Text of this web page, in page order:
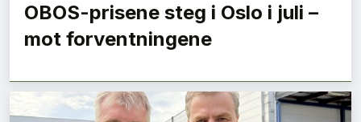
OBOS-prisene steg i Oslo i juli –
mot forventningene